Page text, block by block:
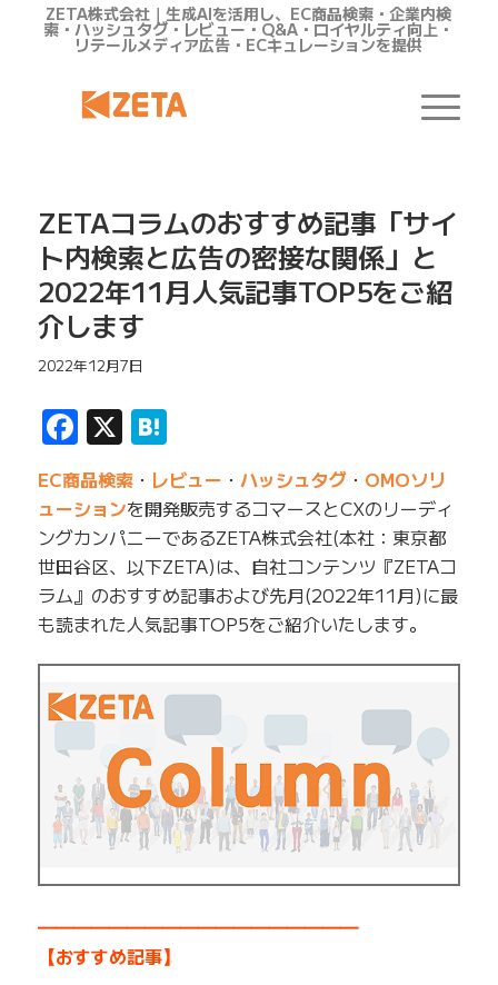
ZETA株式会社｜生成AIを活用し、EC商品検索・企業内検
索・ハッシュタグ・レビュー・Q&A・ロイヤルティ向上・
リテールメディア広告・ECキュレーションを提供
ZETAコラムのおすすめ記事「サイ
ト内検索と広告の密接な関係」と
2022年11月人気記事TOP5をご紹
介します
2022年12月7日
Facebook
X Hatena
EC商品検索・ レビュー ・ ハッシュタグ・ OMOソリ
ューションを開発販売するコマースとCXのリーディ
ングカンパニーであるZETA株式会社(本社：東京都
世田谷区、以下ZETA)は、自社コンテンツ『ZETAコ
ラム』のおすすめ記事および先月(2022年11月)に最
も読まれた人気記事TOP5をご紹介いたします。
━━━━━━━━━━━━━━━━━━
【おすすめ記事】